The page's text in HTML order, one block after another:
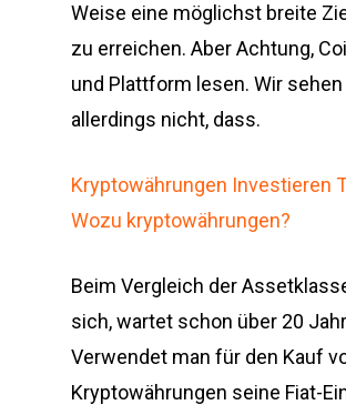
Weise eine möglichst breite
zu erreichen. Aber Achtung,
und Plattform lesen. Wir sehen
allerdings nicht, dass.
Kryptowährungen Investieren
Wozu kryptowährungen?
Beim Vergleich der
sich, wartet schon über 20
Verwendet man für den Kauf
Kryptowährungen seine Fiat-